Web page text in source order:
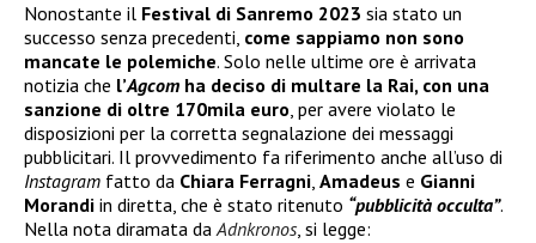
Nonostante il Festival di Sanremo 2023 sia stato un
successo senza precedenti, come sappiamo non sono
mancate le polemiche. Solo nelle ultime ore è arrivata
notizia che l’Agcom ha deciso di multare la Rai, con una
sanzione di oltre 170mila euro, per avere violato le
disposizioni per la corretta segnalazione dei messaggi
pubblicitari. Il provvedimento fa riferimento anche all’uso di
Instagram fatto da Chiara Ferragni, Amadeus e Gianni
Morandi in diretta, che è stato ritenuto “pubblicità occulta”.
Nella nota diramata daAdnkronos, si legge: